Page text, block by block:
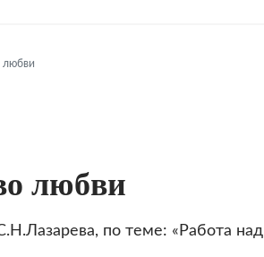
любви
любви
по теме: «Работа над